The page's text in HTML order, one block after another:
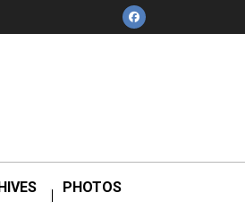
facebook
PHOTOS